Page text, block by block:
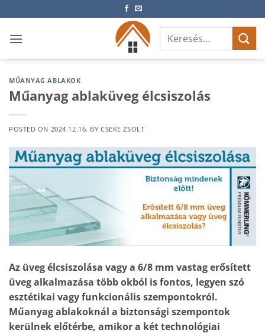
to
content
Keresés
következőre:
MŰANYAG ABLAKOK
Műanyag ablaküveg élcsiszolás
POSTED ON 2024.12.16. BYCSEKE ZSOLT
Az üveg élcsiszolása vagy a 6/8 mm vastag erősített
üveg alkalmazása több okból is fontos, legyen szó
esztétikai vagy funkcionális szempontokról.
Műanyag ablakoknál a biztonsági szempontok
kerülnek előtérbe, amikor a két technológiai